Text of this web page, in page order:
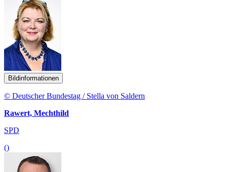
Bildinformationen
© Deutscher Bundestag / Stella von Saldern
Rawert, Mechthild
SPD
()